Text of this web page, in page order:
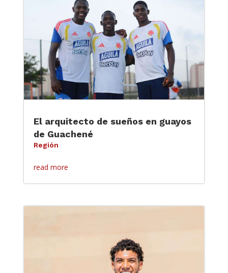
El arquitecto de sueños en guayos
de Guachené
Región
read more